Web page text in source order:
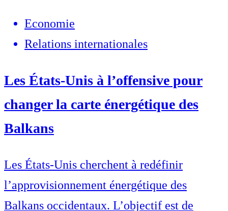
Economie
Relations internationales
Les États-Unis à l’offensive pour
changer la carte énergétique des
Balkans
Les États-Unis cherchent à redéfinir
l’approvisionnement énergétique des
Balkans occidentaux. L’objectif est de